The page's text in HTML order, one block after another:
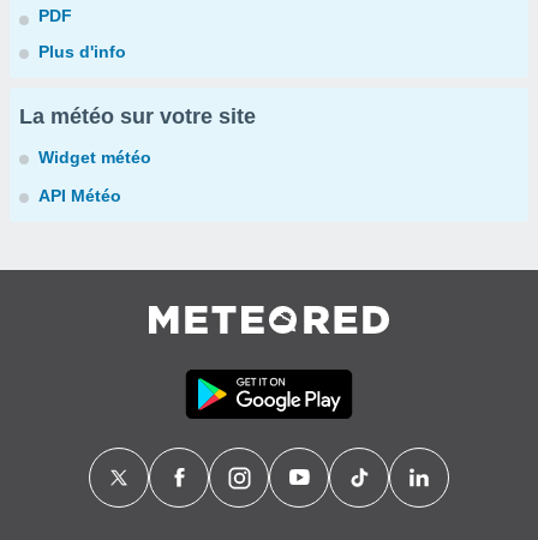
PDF
Plus d'info
La météo sur votre site
Widget météo
API Météo